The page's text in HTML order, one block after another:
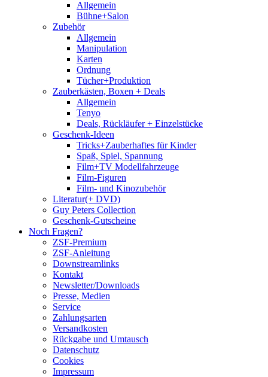
Allgemein
Bühne+Salon
Zubehör
Allgemein
Manipulation
Karten
Ordnung
Tücher+Produktion
Zauberkästen, Boxen + Deals
Allgemein
Tenyo
Deals, Rückläufer + Einzelstücke
Geschenk-Ideen
Tricks+Zauberhaftes für Kinder
Spaß, Spiel, Spannung
Film+TV Modellfahrzeuge
Film-Figuren
Film- und Kinozubehör
Literatur(+ DVD)
Guy Peters Collection
Geschenk-Gutscheine
Noch Fragen?
ZSF-Premium
ZSF-Anleitung
Downstreamlinks
Kontakt
Newsletter/Downloads
Presse, Medien
Service
Zahlungsarten
Versandkosten
Rückgabe und Umtausch
Datenschutz
Cookies
Impressum